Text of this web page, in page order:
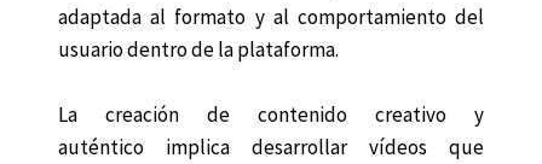
adaptada al formato y al comportamiento del
usuario dentro de la plataforma.
La creación de contenido creativo y
auténtico implica desarrollar vídeos que